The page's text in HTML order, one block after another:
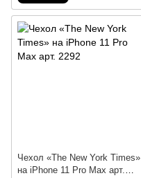
Чехол «The New York Times»
на iPhone 11 Pro Max арт.